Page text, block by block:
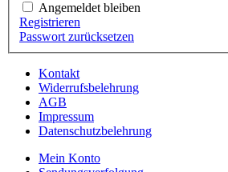
Angemeldet bleiben
Registrieren
Passwort zurücksetzen
Kontakt
Widerrufsbelehrung
AGB
Impressum
Datenschutzbelehrung
Mein Konto